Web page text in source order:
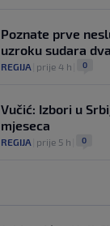
Poznate prve
uzroku sudara
REGIJA prije 4 h 0
Vučić: Izbori u
mjeseca
REGIJA prije 5 h 0